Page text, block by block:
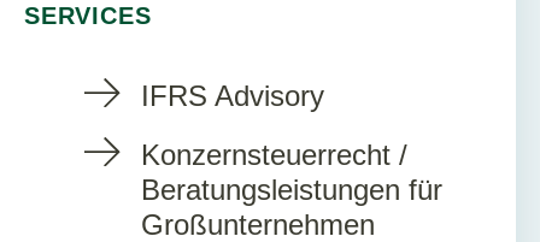
SERVICES
IFRS Advisory
Konzernsteuerrecht /
Beratungsleistungen für
Großunternehmen